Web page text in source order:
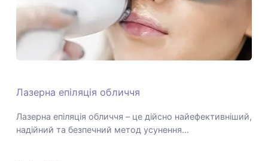
Лазерна епіляція обличчя
Лазерна епіляція обличчя – це дійсно найефективніший,
надійний та безпечний метод усунення…